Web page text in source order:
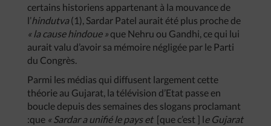
certains historiens appartenant à la mouvance de
l’hindutva(1), Sardar Patel aurait été plus proche de
« la cause hindoue » que Nehru ou Gandhi, ce qui lui
aurait valu d’avoir sa mémoire négligée par le Parti
du Congrès.
Parmi les médias qui diffusent largement cette
théorie au Gujarat, la télévision d’Etat passe en
boucle depuis des semaines des slogans proclamant
:que « Sardar a unifié le pays et [que c’est ] le Gujarat